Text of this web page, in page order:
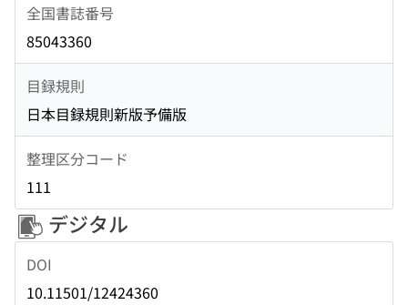
全国書誌番号
85043360
目録規則
日本目録規則新版予備版
整理区分コード
111
デジタル
DOI
10.11501/12424360